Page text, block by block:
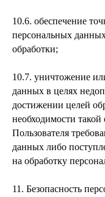
10.6. обеспечение
персональных
обработки;
10.7. уничтожение
данных в целях
достижении целей
необходимости
Пользователя
данных либо
на обработку
11. Безопасность